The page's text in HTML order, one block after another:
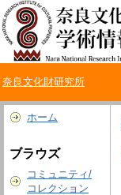
奈良文化財研究所
ホーム
ブラウズ
コミュニティ/
コレクション